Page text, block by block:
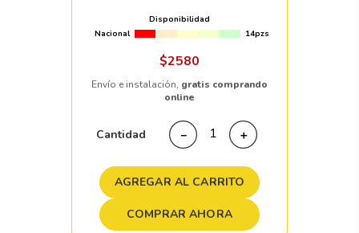
Disponibilidad
Nacional
14pzs
$2580
Envío e instalación, gratis comprando
online
Cantidad ＋
－
AGREGAR AL CARRITO
COMPRAR AHORA